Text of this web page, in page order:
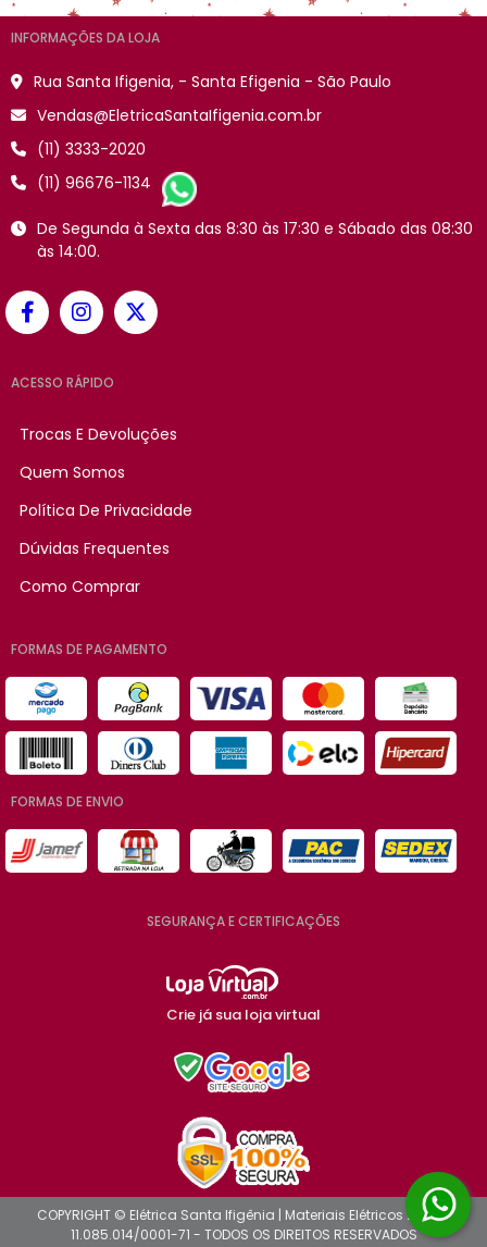
INFORMAÇÕES DA LOJA
Rua Santa Ifigenia, - Santa Efigenia - São Paulo
Vendas@EletricaSantaIfigenia.com.br
(11) 3333-2020
(11) 96676-1134
De Segunda à Sexta das 8:30 às 17:30 e Sábado das 08:30
às 14:00.
ACESSO RÁPIDO
Trocas E Devoluções
Quem Somos
Política De Privacidade
Dúvidas Frequentes
Como Comprar
FORMAS DE PAGAMENTO
FORMAS DE ENVIO
SEGURANÇA E CERTIFICAÇÕES
Crie já sua loja virtual
COPYRIGHT © Elétrica Santa Ifigênia | Materiais Elétricos 2026 -
11.085.014/0001-71 - TODOS OS DIREITOS RESERVADOS